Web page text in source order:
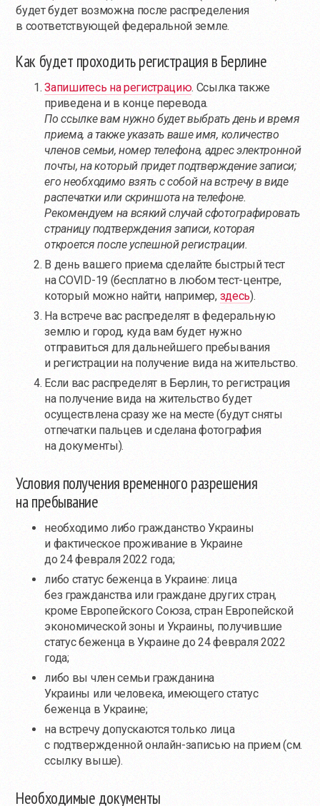
будет будет возможна после распределения
в соответствующей федеральной земле.
Как будет проходить регистрация в Берлине
Запишитесь на регистрацию. Ссылка также
приведена и в конце перевода.
По ссылке вам нужно будет выбрать день и время
приема, а также указать ваше имя, количество
членов семьи, номер телефона, адрес электронной
почты, на который придет подтверждение записи;
его необходимо взять с собой на встречу в виде
распечатки или скриншота на телефоне.
Рекомендуем на всякий случай сфотографировать
страницу подтверждения записи, которая
откроется после успешной регистрации.
В день вашего приема сделайте быстрый тест
на COVID-19 (бесплатно в любом тест-центре,
который можно найти, например, здесь).
На встрече вас распределят в федеральную
землю и город, куда вам будет нужно
отправиться для дальнейшего пребывания
и регистрации на получение вида на жительство.
Если вас распределят в Берлин, то регистрация
на получение вида на жительство будет
осуществлена сразу же на месте (будут сняты
отпечатки пальцев и сделана фотография
на документы).
Условия получения временного разрешения
на пребывание
необходимо либо гражданство Украины
и фактическое проживание в Украине
до 24 февраля 2022 года;
либо статус беженца в Украине: лица
без гражданства или граждане других стран,
кроме Европейского Союза, стран Европейской
экономической зоны и Украины, получившие
статус беженца в Украине до 24 февраля 2022
года;
либо вы член семьи гражданина
Украины или человека, имеющего статус
беженца в Украине;
на встречу допускаются только лица
с подтвержденной онлайн-записью на прием (см.
ссылку выше).
Необходимые документы